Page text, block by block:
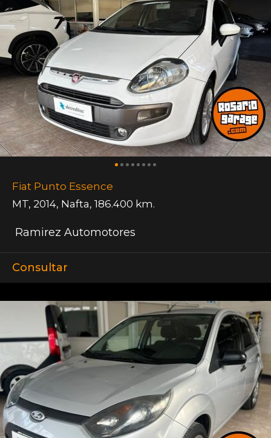
Fiat Punto Essence
MT, 2014, Nafta, 186.400 km.
Ramirez Automotores
Consultar